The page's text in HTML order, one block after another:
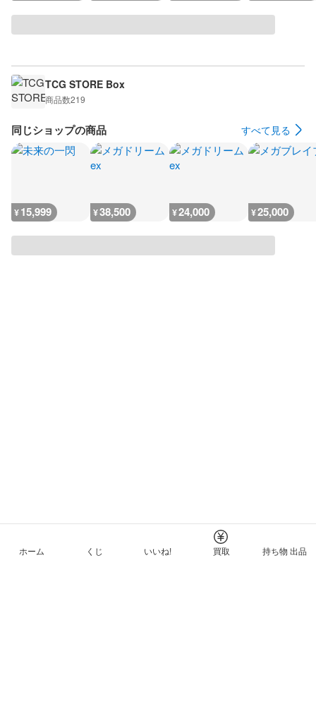
TCG STORE Box
商品数219
同じショップの商品 すべて見る
¥15,999 ¥38,500 ¥24,000 ¥25,000
ホーム くじ いいね! 買取 持ち物 出品